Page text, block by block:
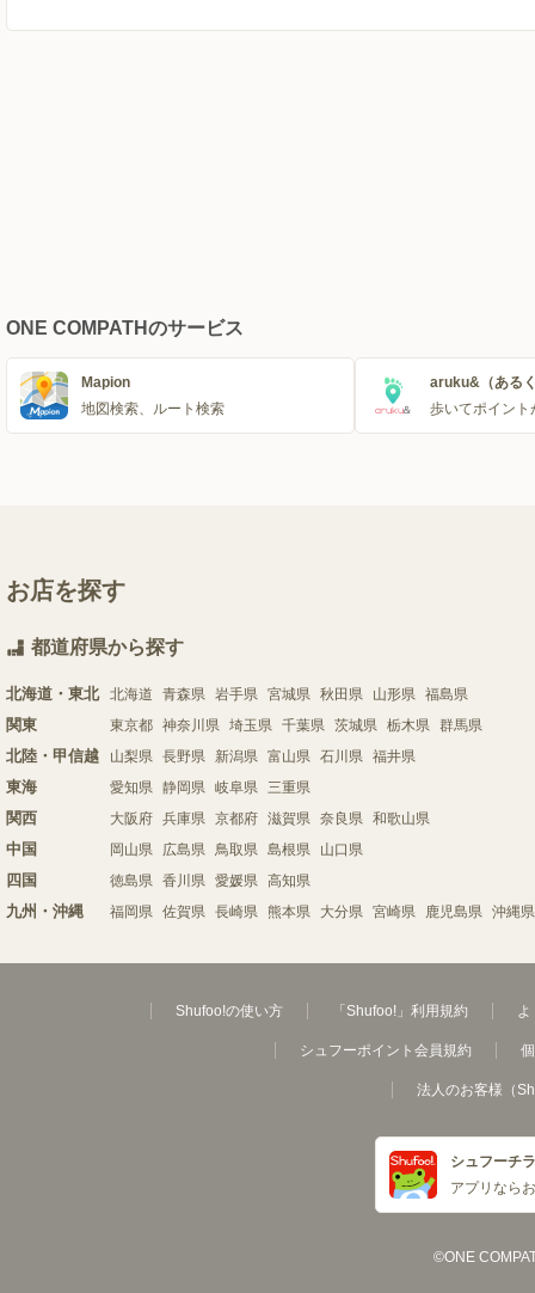
ONE COMPATHのサービス
Mapion
地図検索、ルート検索
aruku&（ある
歩いてポイント
お店を探す
都道府県から探す
北海道・東北 北海道 青森県 岩手県 宮城県 秋田県 山形県 福島県
関東 東京都 神奈川県 埼玉県 千葉県 茨城県 栃木県 群馬県
北陸・甲信越 山梨県 長野県 新潟県 富山県 石川県 福井県
東海 愛知県 静岡県 岐阜県 三重県
関西 大阪府 兵庫県 京都府 滋賀県 奈良県 和歌山県
中国 岡山県 広島県 鳥取県 島根県 山口県
四国 徳島県 香川県 愛媛県 高知県
九州・沖縄 福岡県 佐賀県 長崎県 熊本県 大分県 宮崎県 鹿児島県 沖縄県
Shufoo!の使い方 「Shufoo!」利用規約 よ
シュフーポイント会員規約
法人のお客様（
シュフーチ
アプリなら
©ONE